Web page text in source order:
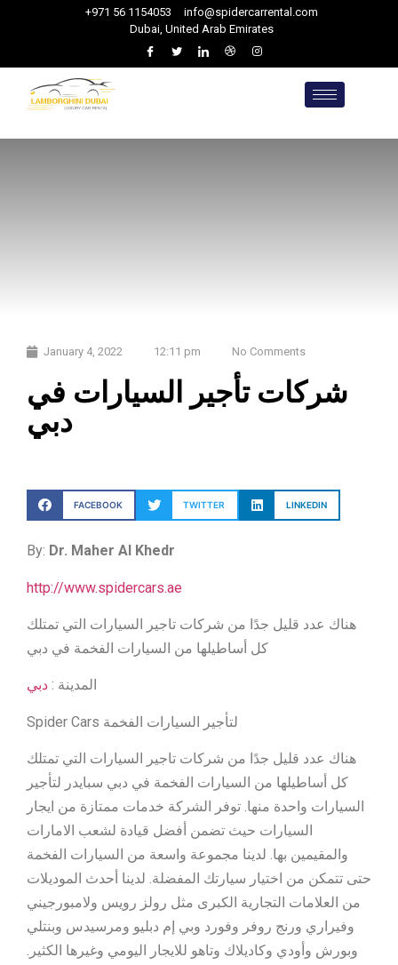
+971 56 1154053
info@spidercarrental.com
Dubai, United Arab Emirates
January 4, 2022 12:11 pm No Comments
شركات تأجير السيارات في
دبي
FACEBOOK TWITTER LINKEDIN
By: Dr. Maher Al Khedr
http://www.spidercars.ae
هناك عدد قليل جدًا من شركات تاجير السيارات التي تمتلك
كل أساطيلها من السيارات الفخمة في دبي
المدينة : دبي
Spider Cars لتأجير السيارات الفخمة
هناك عدد قليل جدًا من شركات تاجير السيارات التي تمتلك
كل أساطيلها من السيارات الفخمة في دبي سبايدر لتأجير
السيارات واحدة منها. توفر الشركة خدمات ممتازة من ايجار
السيارات حيث تضمن أفضل قيادة لشعب الامارات
والمقيمين بها. لدينا مجموعة واسعة من السيارات الفخمة
حتى تتمكن من اختيار سيارتك المفضلة. لدينا أحدث الموديلات
من العلامات التجارية الكبرى مثل رولز رويس ولامبورجيني
وفيراري ورنج روفر وفورد وبي إم دبليو ومرسيدس وبنتلي
وبورش وأودي وكاديلاك وتاهو للايجار اليومي وغيرها الكثير.